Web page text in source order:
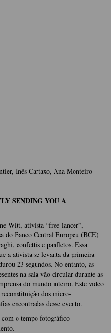
Inês Cartaxo, Ana Monteiro
SENDING YOU A
Witt, ativista “free-lancer”,
do Banco Central Europeu (BCE)
confettis e panfletos. Essa
a ativista se levanta da primeira
23 segundos. No entanto, as
na sala vão circular durante as
do mundo inteiro. Este vídeo
dos micro-
encontradas desse evento.
o tempo fotográfico –